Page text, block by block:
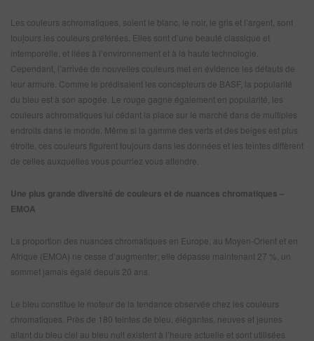
Les couleurs achromatiques, soient le blanc, le noir, le gris et l’argent, sont
toujours les couleurs préférées. Elles sont d’une beauté classique et
intemporelle, et liées à l’environnement et à la haute technologie.
Cependant, l’arrivée de nouvelles couleurs met en évidence les défauts de
leur armure. Comme le prédisaient les concepteurs de BASF, la popularité
du bleu est à son apogée. Le rouge gagne également en popularité, les
couleurs achromatiques lui cédant la place sur le marché dans de multiples
endroits dans le monde. Même si la gamme des verts et des beiges est plus
étroite, ces couleurs figurent toujours dans les données et les teintes diffèrent
de celles auxquelles vous pourriez vous attendre.
Une plus grande diversité de couleurs et de nuances chromatiques –
EMOA
La proportion des nuances chromatiques en Europe, au Moyen-Orient et en
Afrique (EMOA) ne cesse d’augmenter; elle dépasse maintenant 27 %, un
sommet jamais égalé depuis 20 ans.
Le bleu constitue le moteur de la tendance observée chez les couleurs
chromatiques. Près de 180 teintes de bleu, élégantes, neuves et jeunes
allant du bleu ciel au bleu nuit existent à l’heure actuelle et sont utilisées